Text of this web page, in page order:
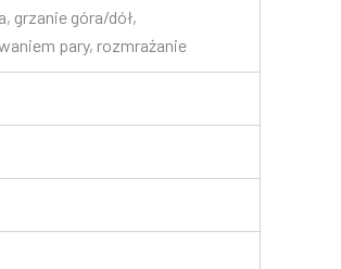
grzanie góra/dół,
pary, rozmrażanie